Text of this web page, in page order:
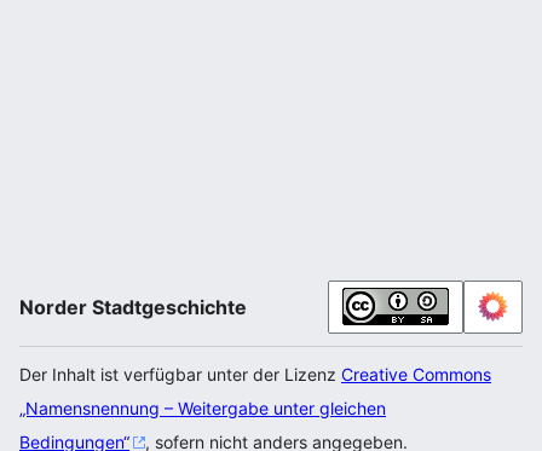
Norder Stadtgeschichte
Der Inhalt ist verfügbar unter der Lizenz Creative Commons
„Namensnennung – Weitergabe unter gleichen
Bedingungen“
, sofern nicht anders angegeben.